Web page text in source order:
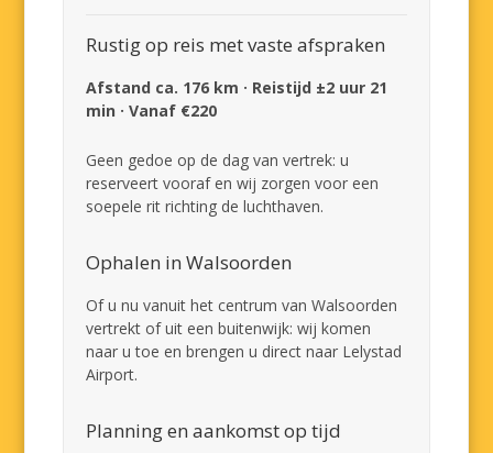
Rustig op reis met vaste afspraken
Afstand ca. 176 km · Reistijd ±2 uur 21
min · Vanaf €220
Geen gedoe op de dag van vertrek: u
reserveert vooraf en wij zorgen voor een
soepele rit richting de luchthaven.
Ophalen in Walsoorden
Of u nu vanuit het centrum van Walsoorden
vertrekt of uit een buitenwijk: wij komen
naar u toe en brengen u direct naar Lelystad
Airport.
Planning en aankomst op tijd